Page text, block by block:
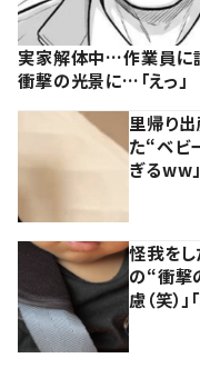
実家解体中…作業員に
衝撃の光景に…「えっ」
里帰り
た“ベビ
ぎるww
怪我をし
の“衝撃
慮（笑）